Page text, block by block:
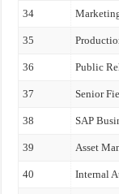
34
35
36 Public
37 Senior
38 SAP
39 Asset
40 Internal